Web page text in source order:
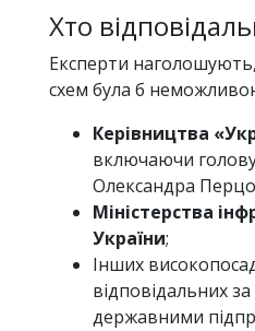
Хто
Експерти
схем була б
Керівництва
включаючи
Олександра
Міністерства
України;
Інших
відповідальних
державними